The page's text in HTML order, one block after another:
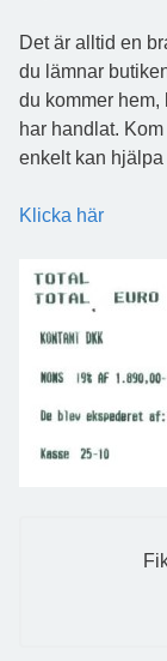
Det är alltid en
du lämnar
du kommer hem,
har handlat.
enkelt kan
Klicka här